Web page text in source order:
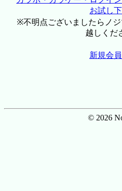
お試し
※不明点ございましたらノ
越しくだ
新規会
© 2026